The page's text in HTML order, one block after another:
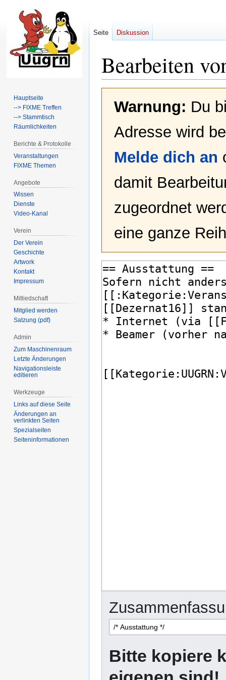
Bearbeiten
Navigation
SucheWarnung: Du
Adresse wird
Melde dich an
damit
zugeordnet
eine ganze
Bitte kopiere
Seite Diskussion
Hauptseite
--> FIXME Treffen
--> Stammtisch
Räumlichkeiten
Berichte & Protokolle
Veranstaltungen
FIXME Themen
Angebote
Wissen
Dienste
Video-Kanal
Verein
Der Verein
Geschichte
Artwork
Kontakt
Impressum
Mitliedschaft
Mitglied werden
Satzung (pdf)
Admin
Zum Maschinenraum
Letzte Änderungen
Navigationsleiste
editieren
Werkzeuge
Links auf diese Seite
Änderungen an
verlinkten Seiten
Spezialseiten
Seiten­­informationen